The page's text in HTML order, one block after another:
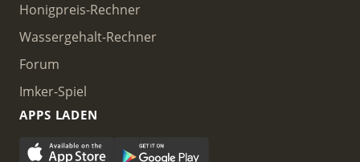
Honigpreis-Rechner
Wassergehalt-Rechner
Forum
Imker-Spiel
APPS LADEN